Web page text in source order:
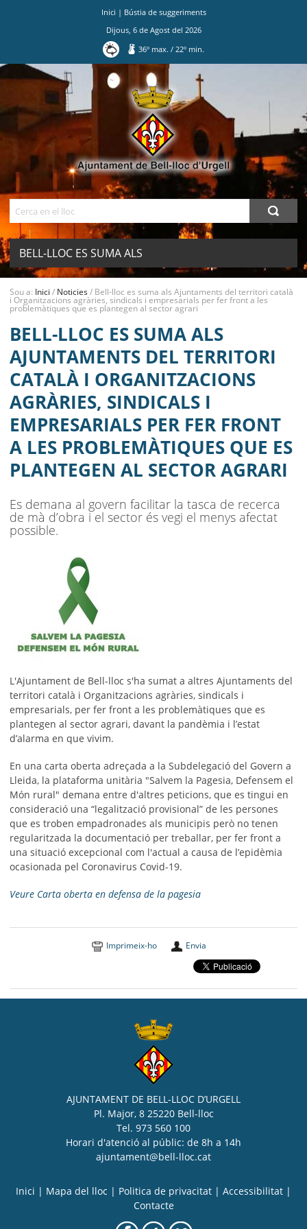
Inici | Bústia de suggeriments
Dijous, 6de Agostdel 2026
36º max./ 22º min.
BELL-LLOC ES SUMA ALS
AJUNTAMENTS DEL TERRITORI CATALÀ
I ORGANITZACIONS AGRÀRIES,
SINDICALS I EMPRESARIALS PER FER
FRONT A LES PROBLEMÀTIQUES QUE
ES PLANTEGEN AL SECTOR AGRARI
AJUNTAMENT
MUNICIPI
BELL-LLOC SOLUCIONA
Sou a: Inici / Noticies/ Bell-lloc es suma als Ajuntaments del territori català
i Organitzacions agràries, sindicals i empresarials per fer front a les
problemàtiques que es plantegen al sector agrari
BELL-LLOC ES SUMA ALS
AJUNTAMENTS DEL TERRITORI
CATALÀ I ORGANITZACIONS
AGRÀRIES, SINDICALS I
EMPRESARIALS PER FER FRONT
A LES PROBLEMÀTIQUES QUE ES
PLANTEGEN AL SECTOR AGRARI
Es demana al govern facilitar la tasca de recerca
de mà d’obra i el sector és vegi el menys afectat
possible.
L'Ajuntament de Bell-lloc s'ha sumat a altres Ajuntaments del
territori català i Organitzacions agràries, sindicals i
empresarials, per fer front a les problemàtiques que es
plantegen al sector agrari, davant la pandèmia i l’estat
d’alarma en que vivim.
En una carta oberta adreçada a la Subdelegació del Govern a
Lleida, la plataforma unitària "Salvem la Pagesia, Defensem el
Món rural" demana entre d'altres peticions, que es tingui en
consideració una “legalització provisional” de les persones
que es troben empadronades als municipis però no tenen
regularitzada la documentació per treballar, per fer front a
una situació excepcional com l'actual a causa de l’epidèmia
ocasionada pel Coronavirus Covid-19.
Veure Carta oberta en defensa de la pagesia
Imprimeix-ho Envia
AJUNTAMENT DE BELL-LLOC D’URGELL
Pl. Major, 8 25220 Bell-lloc
Tel. 973 560 100
Horari d'atenció al públic: de 8h a 14h
ajuntament@bell-lloc.cat
Inici Mapa del lloc Politica de privacitat Accessibilitat
Contacte